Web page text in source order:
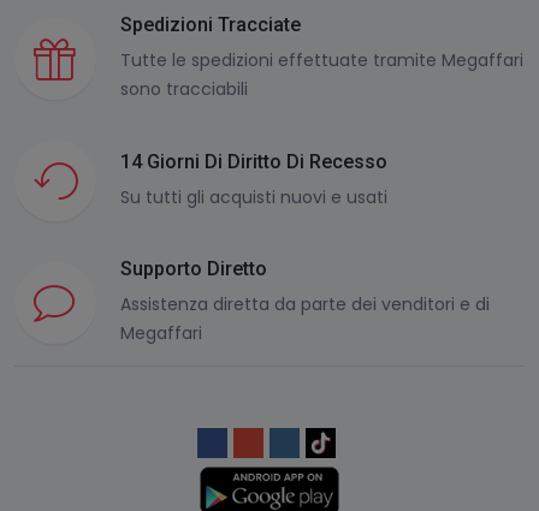
Spedizioni Tracciate
Tutte le spedizioni effettuate tramite Megaffari
sono tracciabili
14 Giorni Di Diritto Di Recesso
Su tutti gli acquisti nuovi e usati
Supporto Diretto
Assistenza diretta da parte dei venditori e di
Megaffari